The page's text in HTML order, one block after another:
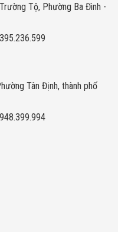
Tộ, Phường Ba Đình -
Tân Định, thành phố